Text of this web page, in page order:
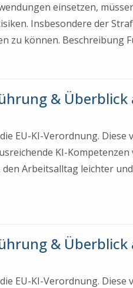
einsetzen,
Insbesondere der
zu können. Beschreibung
&
EU-KI-Verordnung.
KI-
Arbeitsalltag leichter
&
EU-KI-Verordnung.